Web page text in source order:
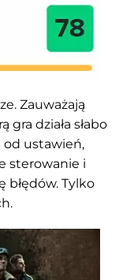
Zauważają
działa słabo
od ustawień,
sterowanie i
błędów. Tylko